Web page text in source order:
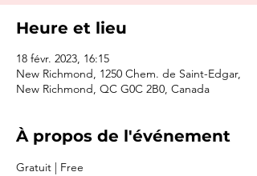
Heure et lieu
18 févr. 2023, 16:15
New Richmond, 1250 Chem. de Saint-Edgar,
New Richmond, QC G0C 2B0, Canada
À propos de l'événement
Gratuit | Free